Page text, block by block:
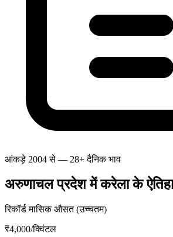
आंकड़े 2004 से — 28+ दैनिक भाव
अरुणाचल प्रदेश में करेला के
रिकॉर्ड मासिक औसत (उच्चतम)
₹4,000/क्विंटल